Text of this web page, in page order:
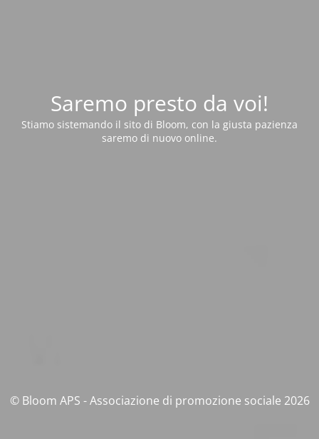
Saremo presto da voi!
Stiamo sistemando il sito di Bloom, con la giusta pazienza
saremo di nuovo online.
© Bloom APS - Associazione di promozione sociale 2026